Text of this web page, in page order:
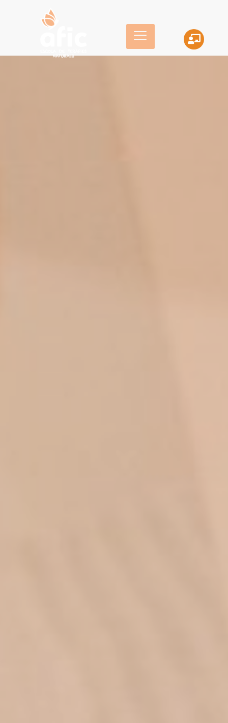
Quiromasaje